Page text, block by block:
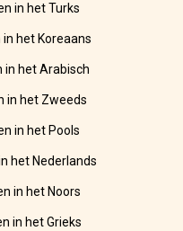
in het Turks
het Koreaans
in het Arabisch
in het Zweeds
in het Pools
het Nederlands
in het Noors
in het Grieks